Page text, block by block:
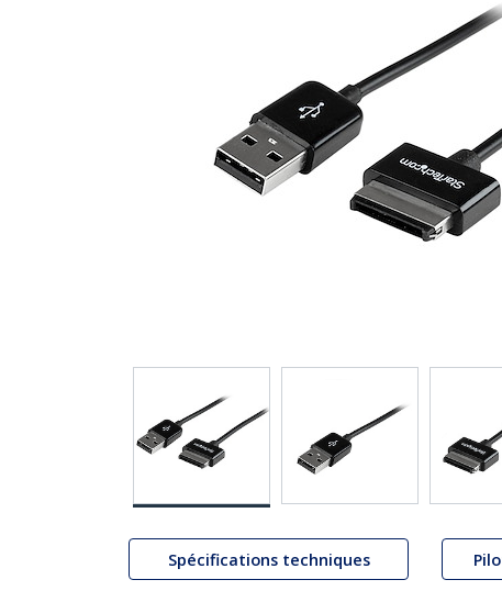
Spécifications techniques